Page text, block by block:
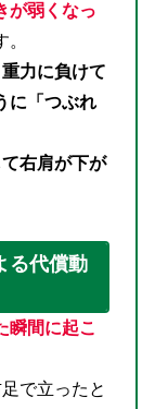
が弱くなっ
力に負けて
に「つぶれ
右肩が下が
る代償動
瞬間に起こ
で立ったと